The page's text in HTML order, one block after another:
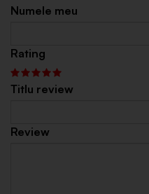
Numele meu
Rating
Titlu review
Review